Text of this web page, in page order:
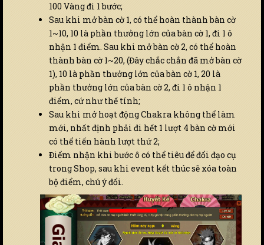
100 Vàng đi 1 bước;
Sau khi mở bàn cờ 1, có thể hoàn thành bàn cờ
1~10, 10 là phần thưởng lớn của bàn cờ 1, đi 1 ô
nhận 1 điểm. Sau khi mở bàn cờ 2, có thể hoàn
thành bàn cờ 1~20, (Đây chắc chắn đã mở bàn cờ
1), 10 là phần thưởng lớn của bàn cờ 1, 20 là
phần thưởng lớn của bàn cờ 2, đi 1 ô nhận 1
điểm, cứ như thế tính;
Sau khi mở hoạt động Chakra không thể làm
mới, nhất định phải đi hết 1 lượt 4 bàn cờ mới
có thể tiến hành lượt thứ 2;
Điểm nhận khi bước ô có thể tiêu để đổi đạo cụ
trong Shop, sau khi event kết thúc sẽ xóa toàn
bộ điểm, chú ý đổi.